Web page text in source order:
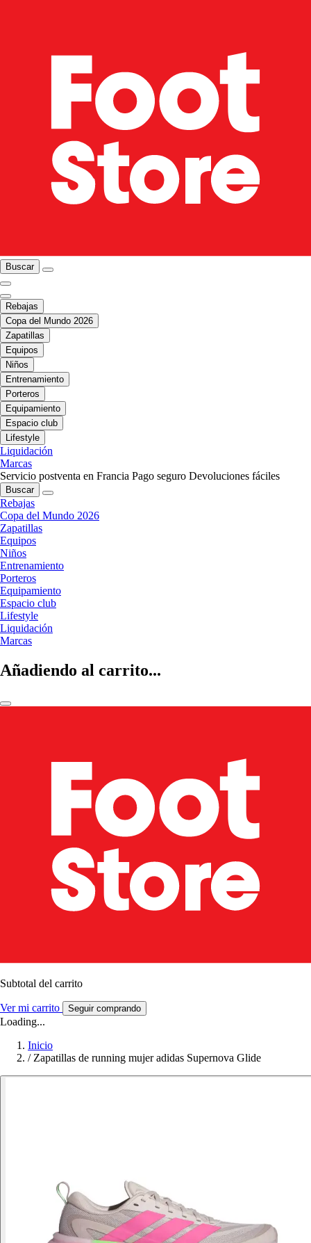
Buscar
Rebajas
Copa del Mundo 2026
Zapatillas
Equipos
Niños
Entrenamiento
Porteros
Equipamiento
Espacio club
Lifestyle
Liquidación
Marcas
Servicio postventa en Francia Pago seguro Devoluciones fáciles
Buscar
Rebajas
Copa del Mundo 2026
Zapatillas
Equipos
Niños
Entrenamiento
Porteros
Equipamiento
Espacio club
Lifestyle
Liquidación
Marcas
Añadiendo al carrito...
Subtotal del carrito
Ver mi carrito Seguir comprando
Loading...
Inicio
/ Zapatillas de running mujer adidas Supernova Glide